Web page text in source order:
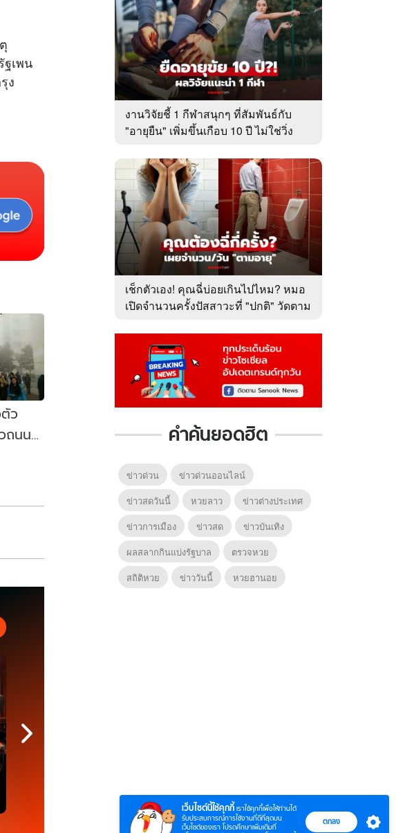
เพน
ง
ว
ถนน
5 6 พบเธอ (พากย์
ไทย) 7 (Uncut Ver.) 8 (พาก
งานวิจัยชี้ 1 กีฬาสนุกๆ ที่สัมพันธ์กับ
"อายุยืน" เพิ่มขึ้นเกือบ 10 ปี ไม่ใช่วิ่ง
เช็กตัวเอง! คุณฉี่บ่อยเกินไปไหม? หมอ
เปิดจำนวนครั้งปัสสาวะที่ "ปกติ" วัดตาม
คำค้นยอดฮิต
ข่าวด่วน
ข่าวด่วนออนไลน์
ข่าวสดวันนี้
หวยลาว
ข่าวต่างประเทศ
ข่าวการเมือง
ข่าวสด
ข่าวบันเทิง
ผลสลากกินแบ่งรัฐบาล
ตรวจหวย
สถิติหวย
ข่าววันนี้ หวยฮานอย
เว็บไซต์นี้ใช้คุกกี้ เราใช้คุกกี้เพื่อให้ท่านได้
รับประสบการณ์การใช้งานที่ดีที่สุดบน
เว็บไซต์ของเรา โปรดศึกษาเพิ่มเติมที่
ตกลง